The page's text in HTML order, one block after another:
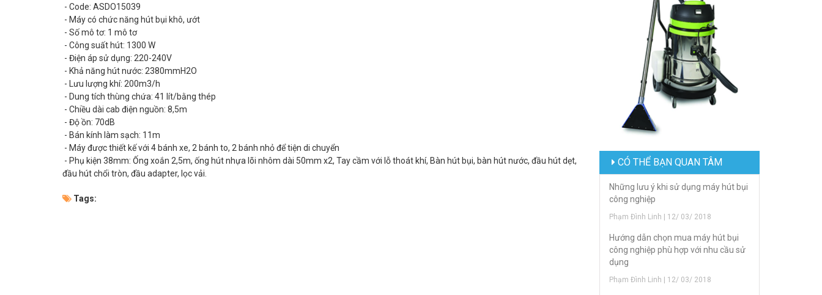
- Code: ASDO15039
- Máy có chức năng hút bụi khô, ướt
- Số mô tơ: 1 mô tơ
- Công suất hút: 1300 W
- Điện áp sử dụng: 220-240V
- Khả năng hút nước: 2380mmH2O
- Lưu lượng khí: 200m3/h
- Dung tích thùng chứa: 41 lít/bằng thép
- Chiều dài cab điện nguồn: 8,5m
- Độ ồn: 70dB
- Bán kính làm sạch: 11m
- Máy được thiết kế với 4 bánh xe, 2 bánh to, 2 bánh nhỏ để tiện di chuyển
- Phụ kiện 38mm: Ống xoắn 2,5m, ống hút nhựa lõi nhôm dài 50mm x2, Tay cầm với lỗ thoát khí, Bàn hút bụi, bàn hút nước, đầu hút dẹt,
đầu hút chổi tròn, đầu adapter, lọc vải.
Tags:
CÓ THỂ BẠN QUAN TÂM
Những lưu ý khi sử dụng máy hút bụi
công nghiệp
Phạm Đình Linh | 12/ 03/ 2018
Hướng dẫn chọn mua máy hút bụi
công nghiệp phù hợp với nhu cầu sử
dụng
Phạm Đình Linh | 12/ 03/ 2018